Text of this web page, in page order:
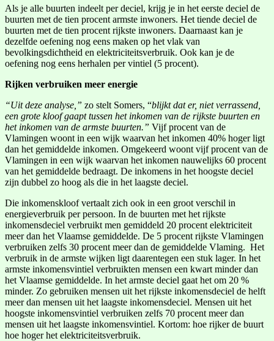
Als je alle buurten indeelt per deciel, krijg je in het eerste deciel de
buurten met de tien procent armste inwoners. Het tiende deciel de
buurten met de tien procent rijkste inwoners. Daarnaast kan je
dezelfde oefening nog eens maken op het vlak van
bevolkingsdichtheid en elektriciteitsverbruik. Ook kan je de
oefening nog eens herhalen per vintiel (5 procent).
Rijken verbruiken meer energie
“Uit deze analyse,” zo stelt Somers, “blijkt dat er, niet verrassend,
een grote kloof gaapt tussen het inkomen van de rijkste buurten en
het inkomen van de armste buurten.” Vijf procent van de
Vlamingen woont in een wijk waarvan het inkomen 40% hoger ligt
dan het gemiddelde inkomen. Omgekeerd woont vijf procent van de
Vlamingen in een wijk waarvan het inkomen nauwelijks 60 procent
van het gemiddelde bedraagt. De inkomens in het hoogste deciel
zijn dubbel zo hoog als die in het laagste deciel.
Die inkomenskloof vertaalt zich ook in een groot verschil in
energieverbruik per persoon. In de buurten met het rijkste
inkomensdeciel verbruikt men gemiddeld 20 procent elektriciteit
meer dan het Vlaamse gemiddelde. De 5 procent rijkste Vlamingen
verbruiken zelfs 30 procent meer dan de gemiddelde Vlaming. Het
verbruik in de armste wijken ligt daarentegen een stuk lager. In het
armste inkomensvintiel verbruikten mensen een kwart minder dan
het Vlaamse gemiddelde. In het armste deciel gaat het om 20 %
minder. Zo gebruiken mensen uit het rijkste inkomensdeciel de helft
meer dan mensen uit het laagste inkomensdeciel. Mensen uit het
hoogste inkomensvintiel verbruiken zelfs 70 procent meer dan
mensen uit het laagste inkomensvintiel. Kortom: hoe rijker de buurt
hoe hoger het elektriciteitsverbruik.